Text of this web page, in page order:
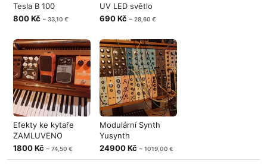
Tesla B 100
800 Kč ~ 33,10 €
UV LED světlo
690 Kč ~ 28,60 €
Efekty ke kytaře
ZAMLUVENO
1800 Kč ~ 74,50 €
Modulární Synth
Yusynth
24900 Kč ~ 1019,00 €